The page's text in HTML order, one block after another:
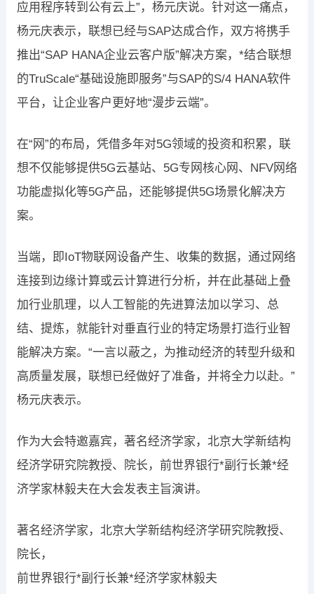
应用程序转到公有云上”，杨元庆说。针对这一痛点，
杨元庆表示，联想已经与SAP达成合作，双方将携手
推出“SAP HANA企业云客户版”解决方案，*结合联想
的TruScale“基础设施即服务”与SAP的S/4 HANA软件
平台，让企业客户更好地“漫步云端”。
在“网”的布局，凭借多年对5G领域的投资和积累，联
想不仅能够提供5G云基站、5G专网核心网、NFV网络
功能虚拟化等5G产品，还能够提供5G场景化解决方
案。
当端，即IoT物联网设备产生、收集的数据，通过网络
连接到边缘计算或云计算进行分析，并在此基础上叠
加行业肌理，以人工智能的先进算法加以学习、总
结、提炼，就能针对垂直行业的特定场景打造行业智
能解决方案。“一言以蔽之，为推动经济的转型升级和
高质量发展，联想已经做好了准备，并将全力以赴。”
杨元庆表示。
作为大会特邀嘉宾，著名经济学家，北京大学新结构
经济学研究院教授、院长，前世界银行*副行长兼*经
济学家林毅夫在大会发表主旨演讲。
著名经济学家，北京大学新结构经济学研究院教授、
院长，
前世界银行*副行长兼*经济学家林毅夫